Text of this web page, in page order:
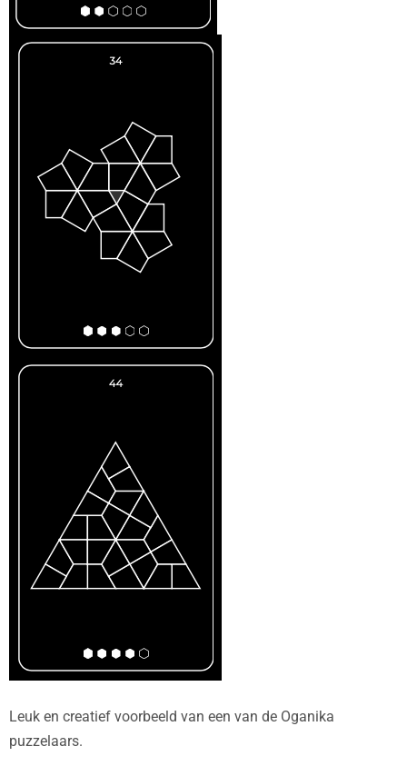
Leuk en creatief voorbeeld van een van de Oganika
puzzelaars.